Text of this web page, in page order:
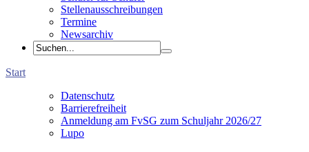
Stellenausschreibungen
Termine
Newsarchiv
Start
Datenschutz
Barrierefreiheit
Anmeldung am FvSG zum Schuljahr 2026/27
Lupo